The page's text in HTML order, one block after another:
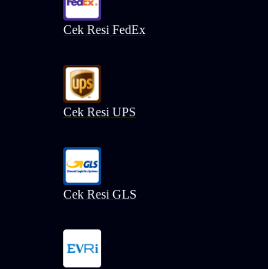
Cek Resi FedEx
Cek Resi UPS
Cek Resi GLS